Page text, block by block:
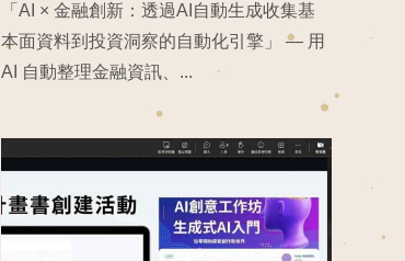
「AI × 金融創新：透過AI自動生成收集基
本面資料到投資洞察的自動化引擎」 — 用
AI 自動整理金融資訊、...